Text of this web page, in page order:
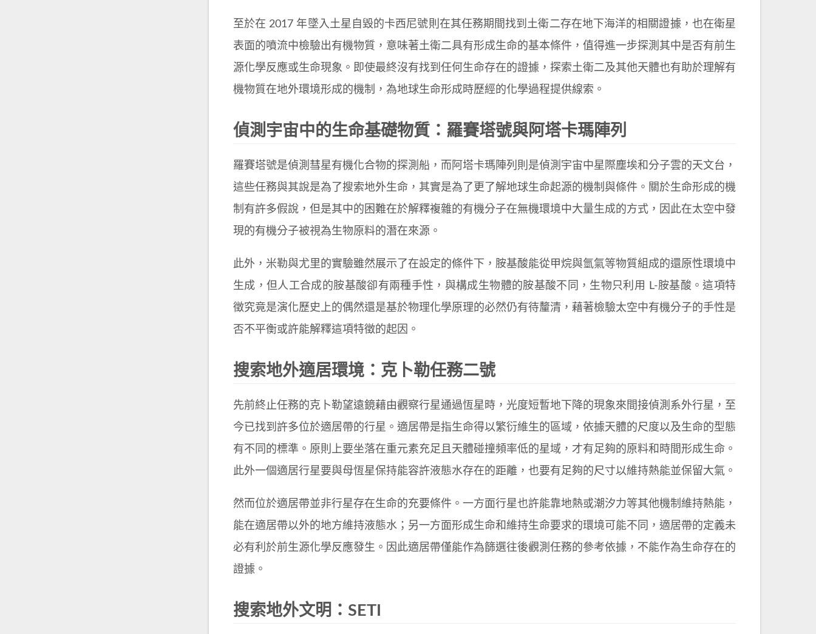
至於在 2017 年墜入土星自毀的卡西尼號則在其任務期間找到土衛二存在地下海洋的相關證據，也在衛星
表面的噴流中檢驗出有機物質，意味著土衛二具有形成生命的基本條件，值得進一步探測其中是否有前生
源化學反應或生命現象。即使最終沒有找到任何生命存在的證據，探索土衛二及其他天體也有助於理解有
機物質在地外環境形成的機制，為地球生命形成時歷經的化學過程提供線索。
偵測宇宙中的生命基礎物質：羅賽塔號與阿塔卡瑪陣列
羅賽塔號是偵測彗星有機化合物的探測船，而阿塔卡瑪陣列則是偵測宇宙中星際塵埃和分子雲的天文台，
這些任務與其說是為了搜索地外生命，其實是為了更了解地球生命起源的機制與條件。關於生命形成的機
制有許多假說，但是其中的困難在於解釋複雜的有機分子在無機環境中大量生成的方式，因此在太空中發
現的有機分子被視為生物原料的潛在來源。
此外，米勒與尤里的實驗雖然展示了在設定的條件下，胺基酸能從甲烷與氫氣等物質組成的還原性環境中
生成，但人工合成的胺基酸卻有兩種手性，與構成生物體的胺基酸不同，生物只利用 L-胺基酸。這項特
徵究竟是演化歷史上的偶然還是基於物理化學原理的必然仍有待釐清，藉著檢驗太空中有機分子的手性是
否不平衡或許能解釋這項特徵的起因。
搜索地外適居環境：克卜勒任務二號
先前終止任務的克卜勒望遠鏡藉由觀察行星通過恆星時，光度短暫地下降的現象來間接偵測系外行星，至
今已找到許多位於適居帶的行星。適居帶是指生命得以繁衍維生的區域，依據天體的尺度以及生命的型態
有不同的標準。原則上要坐落在重元素充足且天體碰撞頻率低的星域，才有足夠的原料和時間形成生命。
此外一個適居行星要與母恆星保持能容許液態水存在的距離，也要有足夠的尺寸以維持熱能並保留大氣。
然而位於適居帶並非行星存在生命的充要條件。一方面行星也許能靠地熱或潮汐力等其他機制維持熱能，
能在適居帶以外的地方維持液態水；另一方面形成生命和維持生命要求的環境可能不同，適居帶的定義未
必有利於前生源化學反應發生。因此適居帶僅能作為篩選往後觀測任務的參考依據，不能作為生命存在的
證據。
搜索地外文明：SETI